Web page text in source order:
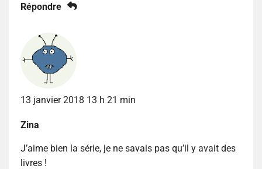
Répondre
13 janvier 2018 13 h 21 min
Zina
J’aime bien la série, je ne savais pas qu’il y avait des
livres !